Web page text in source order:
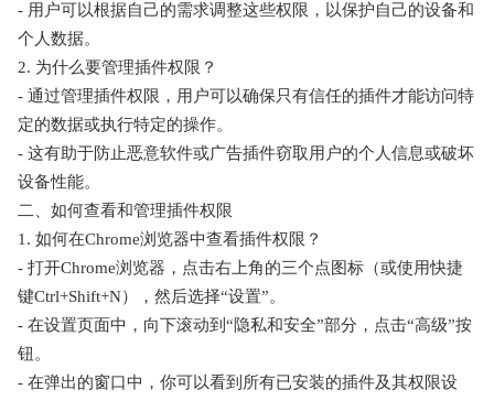
- 用户可以根据自己的需求调整这些权限，以保护自己的设备和
个人数据。
2. 为什么要管理插件权限？
- 通过管理插件权限，用户可以确保只有信任的插件才能访问特
定的数据或执行特定的操作。
- 这有助于防止恶意软件或广告插件窃取用户的个人信息或破坏
设备性能。
二、如何查看和管理插件权限
1. 如何在Chrome浏览器中查看插件权限？
- 打开Chrome浏览器，点击右上角的三个点图标（或使用快捷
键Ctrl+Shift+N），然后选择“设置”。
- 在设置页面中，向下滚动到“隐私和安全”部分，点击“高级”按
钮。
- 在弹出的窗口中，你可以看到所有已安装的插件及其权限设